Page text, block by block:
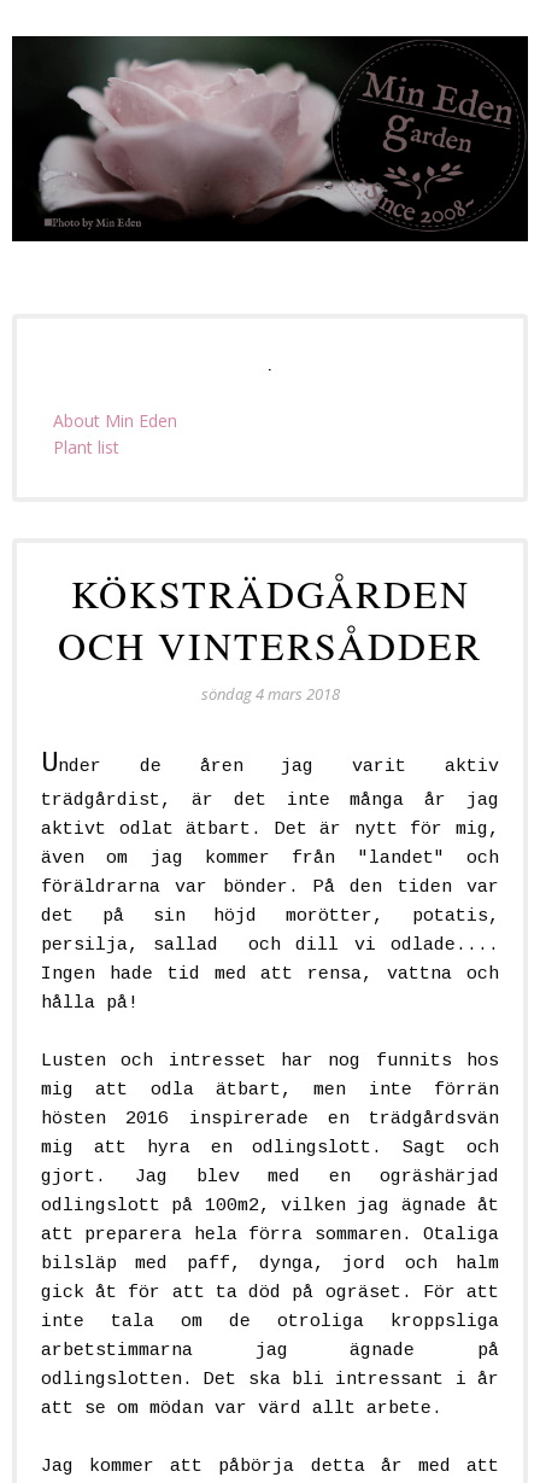
About Min Eden
Plant list
KÖKSTRÄDGÅRDEN
OCH VINTERSÅDDER
söndag 4 mars 2018
Under de åren jag varit aktiv
trädgårdist, är det inte många år jag
aktivt odlat ätbart. Det är nytt för mig,
även om jag kommer från "landet" och
föräldrarna var bönder. På den tiden var
det på sin höjd morötter, potatis,
persilja, sallad och dill vi odlade....
Ingen hade tid med att rensa, vattna och
hålla på!
Lusten och intresset har nog funnits hos
mig att odla ätbart, men inte förrän
hösten 2016 inspirerade en trädgårdsvän
mig att hyra en odlingslott. Sagt och
gjort. Jag blev med en ogräshärjad
odlingslott på 100m2, vilken jag ägnade åt
att preparera hela förra sommaren. Otaliga
bilsläp med paff, dynga, jord och halm
gick åt för att ta död på ogräset. För att
inte tala om de otroliga kroppsliga
arbetstimmarna jag ägnade på
odlingslotten. Det ska bli intressant i år
att se om mödan var värd allt arbete.
Jag kommer att påbörja detta år med att